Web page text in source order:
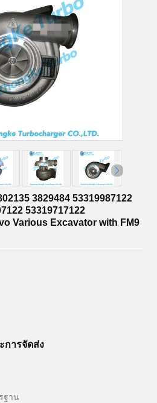
3829484 53319987122
53319717122
Various Excavator with FM9
การจัดส่ง
ฐาน